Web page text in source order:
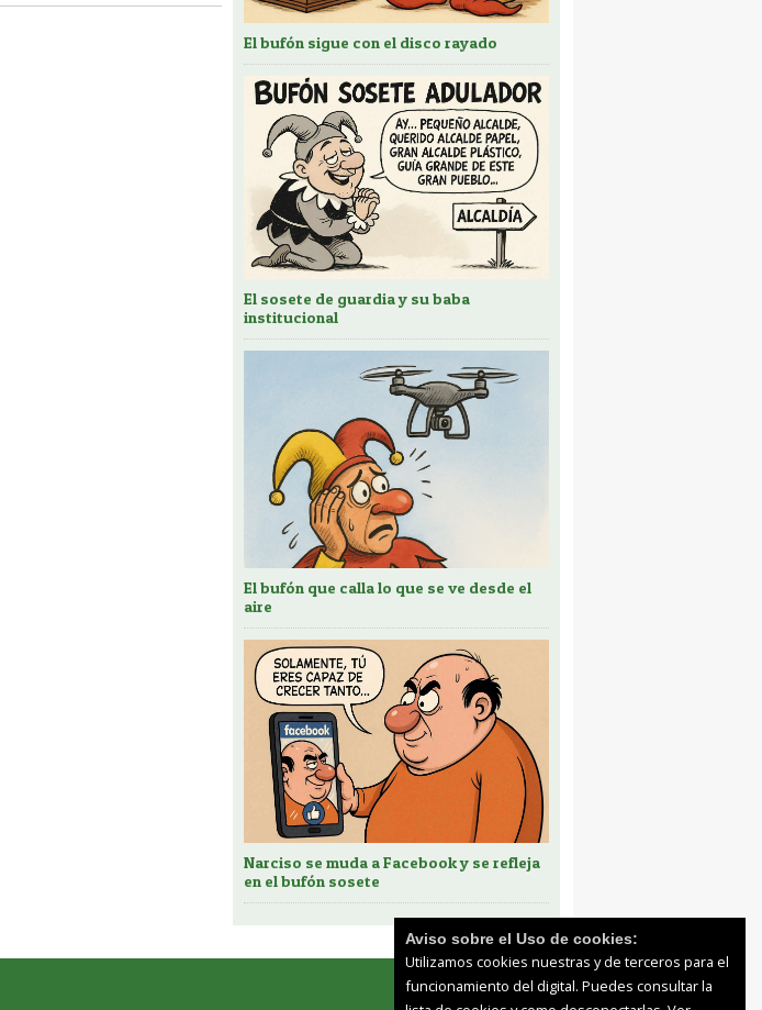
El bufón sigue con el disco rayado
El sosete de guardia y su baba
institucional
El bufón que calla lo que se ve desde el
aire
Narciso se muda a Facebook y se refleja
en el bufón sosete
Aviso sobre el Uso de cookies:
Utilizamos cookies nuestras y de terceros para el
funcionamiento del digital. Puedes consultar la